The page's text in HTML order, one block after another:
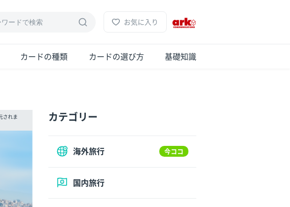
お気に入り
カードの種類 カードの選び方 基礎知識
されま
カテゴリー
今ココ
海外旅行
国内旅行